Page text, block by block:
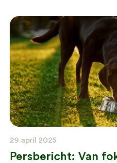
29 april 2025
Persbericht: Van